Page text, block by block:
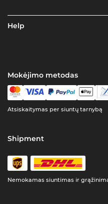
Help
Mokėjimo metodas
Atsiskaitymas per siuntų tarnybą
Shipment
Nemokamas siuntimas ir